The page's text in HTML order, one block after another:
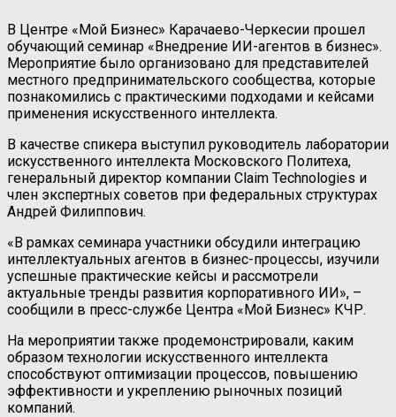
В Центре «Мой Бизнес» Карачаево-Черкесии прошел
обучающий семинар «Внедрение ИИ-агентов в бизнес».
Мероприятие было организовано для представителей
местного предпринимательского сообщества, которые
познакомились с практическими подходами и кейсами
применения искусственного интеллекта.
В качестве спикера выступил руководитель лаборатории
искусственного интеллекта Московского Политеха,
генеральный директор компании Claim Technologies и
член экспертных советов при федеральных структурах
Андрей Филиппович.
«В рамках семинара участники обсудили интеграцию
интеллектуальных агентов в бизнес-процессы, изучили
успешные практические кейсы и рассмотрели
актуальные тренды развития корпоративного ИИ», –
сообщили в пресс-службе Центра «Мой Бизнес» КЧР.
На мероприятии также продемонстрировали, каким
образом технологии искусственного интеллекта
способствуют оптимизации процессов, повышению
эффективности и укреплению рыночных позиций
компаний.